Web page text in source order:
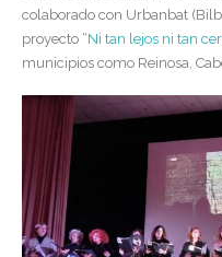
colaborado con Urbanbat
proyecto “Ni tan lejos ni tan
municipios como Reinosa,